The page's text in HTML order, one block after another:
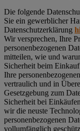
Die folgende
Sie ein gewerblicher
Datenschutzerklärung
Wir versprechen, Ihre
personenbezogenen
mitteilen, wie und
Sicherheit beim
Ihre
vertraulich und in
Gesetzgebung zum
Sicherheit bei
wir die neuste
personenbezogenen
vollumfänglich